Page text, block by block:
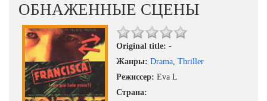
ОБНАЖЕННЫЕ СЦЕНЫ
Original title: -
Жанры: Drama, Thriller
Режиссер: Eva L
Страна: